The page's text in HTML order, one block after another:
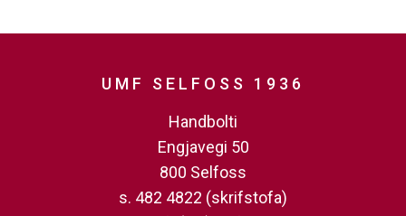
UMF SELFOSS 1936
Handbolti
Engjavegi 50
800 Selfoss
s. 482 4822 (skrifstofa)